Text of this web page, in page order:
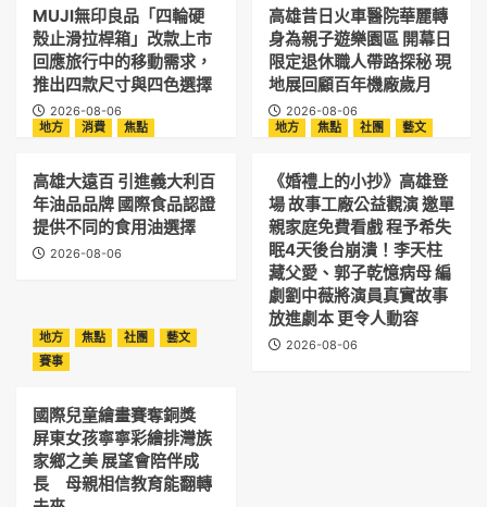
MUJI無印良品「四輪硬
殼止滑拉桿箱」改款上市
回應旅行中的移動需求，
推出四款尺寸與四色選擇
2026-08-06
高雄昔日火車醫院華麗轉
身為親子遊樂園區 開幕日
限定退休職人帶路探秘 現
地展回顧百年機廠歲月
2026-08-06
地方
消費 焦點
高雄大遠百 引進義大利百
年油品品牌 國際食品認證
提供不同的食用油選擇
2026-08-06
地方 焦點 社團 藝文
《婚禮上的小抄》高雄登
場 故事工廠公益觀演 邀單
親家庭免費看戲 程予希失
眠4天後台崩潰！李天柱
藏父愛、郭子乾憶病母 編
劇劉中薇將演員真實故事
放進劇本 更令人動容
2026-08-06
地方 焦點 社團
藝文
賽事
國際兒童繪畫賽奪銅獎
屏東女孩寧寧彩繪排灣族
家鄉之美 展望會陪伴成
長 母親相信教育能翻轉